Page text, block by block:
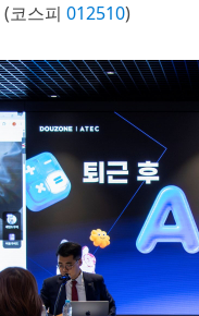
(코스피 012510)